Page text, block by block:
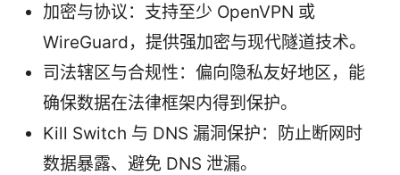
加密与协议：支持至少 OpenVPN 或
WireGuard，提供强加密与现代隧道技术。
司法辖区与合规性：偏向隐私友好地区，能
确保数据在法律框架内得到保护。
Kill Switch 与 DNS 漏洞保护：防止断网时
数据暴露、避免 DNS 泄漏。